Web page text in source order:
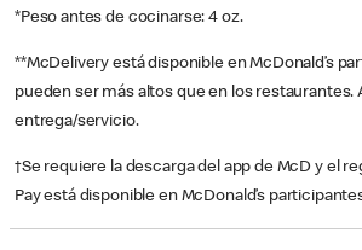
*Peso antes de cocinarse: 4 oz.
**McDelivery está disponible en McDonald’s
pueden ser más altos que en los restaurantes.
entrega/servicio.
†Se requiere la descarga del app de McD y el
Pay está disponible en McDonald’s